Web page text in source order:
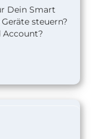
Dein Smart
steuern?
Account?